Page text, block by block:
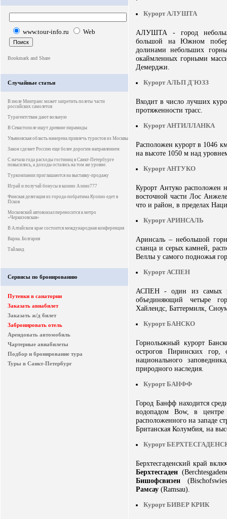
www.tour-info.ru Web
Случайные статьи
В июле Минтранс может запретить полеты части
российских самолетов
Турагентствам дают вольную
В Севастополе ищут древние пирамиды
Ульяновская область намерена привлечь туристов из Москвы
Закон сделает Россию еще более дорогим направлением
С начала года расходы гостиниц в Санкт-Петербурге
повысились, а доходы остались на том же уровне.
Туркомпании приглашаются на выставку-продажу
Играй и получай бонусы в казино Азино777
Финская делегация из города-побратима Куопио едет в
Псков
Московский автовокзал переносится к метро
«Черкизовская»
В Алтайском крае состоится международная конференция
Варна. Болгария
Тайланд
Сервисы по бронированию
Путевки в санатории
Заказать авиабилет
Заказать ж/д билет
Забронировать отель
Арендовать автомобиль
Чартерные авиабилеты
Подбор и бронирование тура
Туры в Санкт-Петербург
Курорт АЛУШТА
АЛУШТА - город
большой на Южном
долинами небольших
окаймленных горными
Демерджи.
Курорт АЛЬП Д`ЮЗЗ
Входит в число лучших
протяженности трасс.
Курорт АНТИЛЛАНКА
Расположен курорт в 1046
на высоте 1050 м над
Курорт АНТУКО
Курорт Антуко расположен
восточной части Лос
что и район, в пределах
Курорт АРИНСАЛЬ
Аринсаль – небольшой
сланца и серых камней,
Веллы у самого подножья
Курорт АСПЕН
АСПЕН - один из самых
объединяющий четыре
Хайлендс, Баттермилк,
Курорт БАНСКО
Горнолыжный курорт
острогов Пиринских гор,
национального
природного наследия.
Курорт БАНФФ
Город Банфф находится
водопадом Bow, в центре
расположенного на западе
Британская Колумбия, на
Курорт
Берхтесгаденский край
Берхтесгаден
Бишофсвизен
Рамсау (Ramsau).
Курорт БИВЕР КРИК